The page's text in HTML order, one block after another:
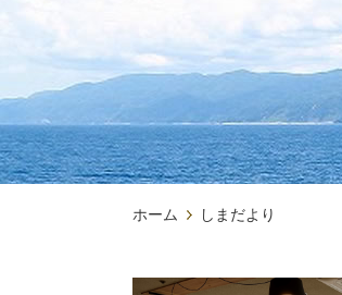
ホーム しまだより